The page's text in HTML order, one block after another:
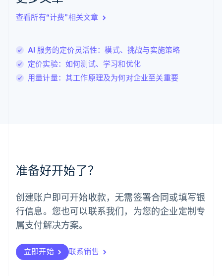
查看所有“计费”相关文章
AI 服务的定价灵活性：模式、挑战与实施策略
定价实验：如何测试、学习和优化
用量计量：其工作原理及为何对企业至关重要
准备好开始了？
创建账户即可开始收款，无需签署合同或填写银
行信息。您也可以联系我们，为您的企业定制专
属支付解决方案。
立即开始 联系销售
English
卢森堡
罗马尼亚
English
挪威
葡萄牙
Português English
日本
日本語English
瑞典
瑞士
DeutschFrançais